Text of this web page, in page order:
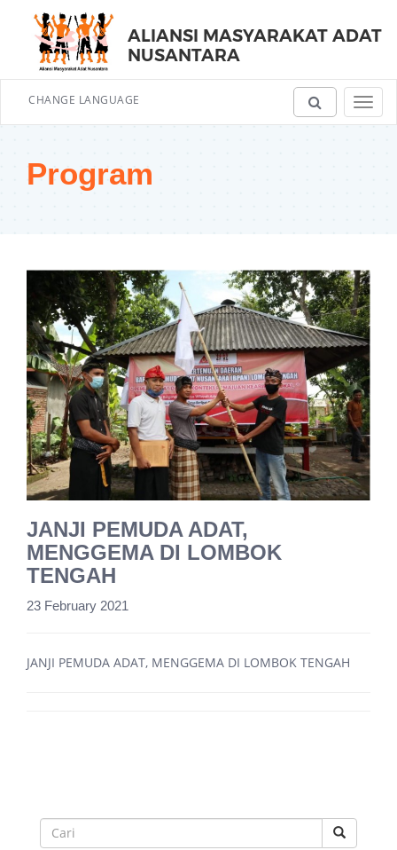
ALIANSI MASYARAKAT ADAT
NUSANTARA
CHANGE LANGUAGE
Program
JANJI PEMUDA ADAT,
MENGGEMA DI LOMBOK
TENGAH
23 February 2021
JANJI PEMUDA ADAT, MENGGEMA DI LOMBOK TENGAH